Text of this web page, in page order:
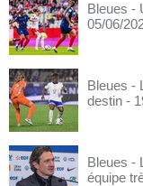
Bleues -
05/06/
Bleues -
destin -
Bleues -
équipe